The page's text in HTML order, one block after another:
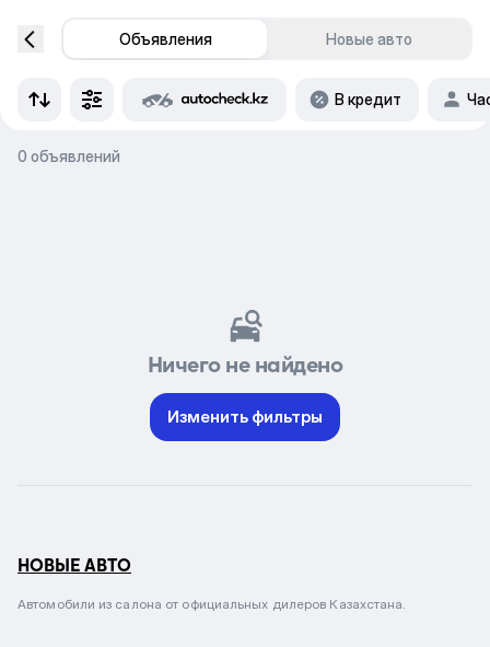
Объявления Новые авто
В кредит
0 объявлений
Ничего не найдено
Изменить фильтры
НОВЫЕ АВТО
Автомобили из салона от официальных дилеров Казахстана.